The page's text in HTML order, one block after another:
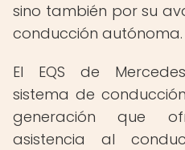
sino también por su
conducción autónoma.
El EQS de
sistema de
generación que
asistencia al